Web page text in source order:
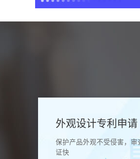
外观设计专利申请
保护产品外观不受侵害，审
证快